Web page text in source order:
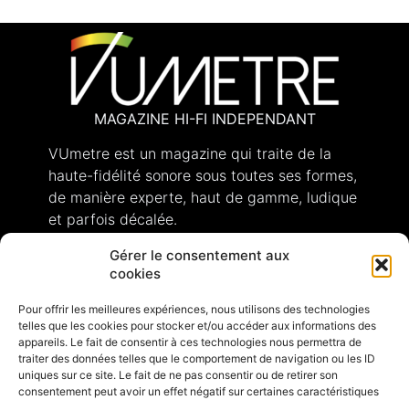
Gérer le consentement aux
cookies
Pour offrir les meilleures expériences, nous utilisons des technologies
telles que les cookies pour stocker et/ou accéder aux informations des
appareils. Le fait de consentir à ces technologies nous permettra de
traiter des données telles que le comportement de navigation ou les ID
uniques sur ce site. Le fait de ne pas consentir ou de retirer son
consentement peut avoir un effet négatif sur certaines caractéristiques
MAGAZINE HI-FI INDEPENDANT
VUmetre est un magazine qui traite de la
haute-fidélité sonore sous toutes ses formes,
de manière experte, haut de gamme, ludique
et parfois décalée.
A PROPOS
Qui sommes-nous ?
CONTACTEZ-NOUS